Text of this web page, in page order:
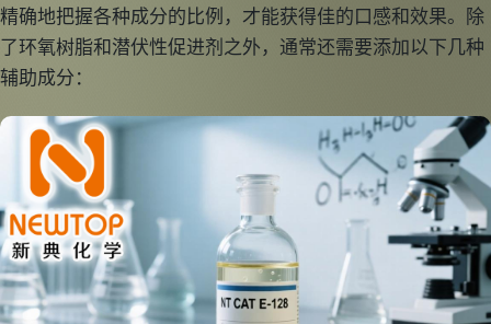
精确地把握各种成分的比例，才能获得佳的口感和效果。除
了环氧树脂和潜伏性促进剂之外，通常还需要添加以下几种
辅助成分：